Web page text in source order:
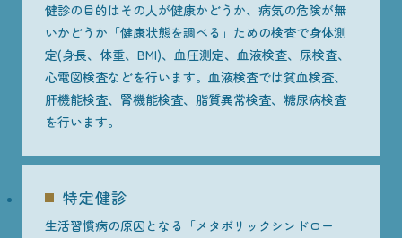
健診の目的はその人が健康かどうか、病気の危険が無
いかどうか「健康状態を調べる」ための検査で身体測
定(身長、体重、BMI)、血圧測定、血液検査、尿検査、
心電図検査などを行います。血液検査では貧血検査、
肝機能検査、腎機能検査、脂質異常検査、糖尿病検査
を行います。
特定健診
生活習慣病の原因となる「メタボリックシンドロー